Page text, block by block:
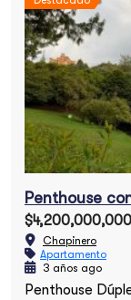
$4,200,000,000
Chapinero
Apartamento
3 años ago
Penthouse